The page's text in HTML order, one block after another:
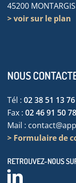
45200 MONTARGIS
> voir sur le plan
NOUS
Tél : 02 38 51 13 76
Fax : 02 46 91 50 78
Mail :
> Formulaire de
RETROUVEZ-NOUS